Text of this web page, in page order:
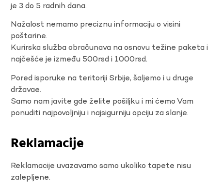
je 3 do 5 radnih dana.
Nažalost nemamo preciznu informaciju o visini
poštarine.
Kurirska služba obračunava na osnovu težine paketa i
najčešće je između 500rsd i 1000rsd.
Pored isporuke na teritoriji Srbije, šaljemo i u druge
državae.
Samo nam javite gde želite pošiljku i mi ćemo Vam
ponuditi najpovoljniju i najsigurniju opciju za slanje.
Reklamacije
Reklamacije uvazavamo samo ukoliko tapete nisu
zalepljene.